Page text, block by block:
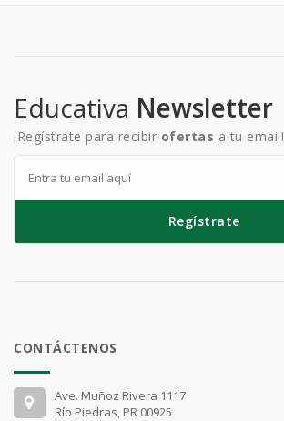
Educativa Newsletter
¡Regístrate para recibir ofertas a tu email!
Regístrate
CONTÁCTENOS
Ave. Muñoz Rivera 1117
Río Piedras, PR 00925